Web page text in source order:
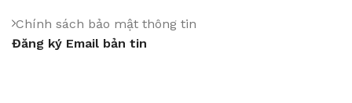
Chính sách bảo mật thông tin
Đăng ký Email bản tin